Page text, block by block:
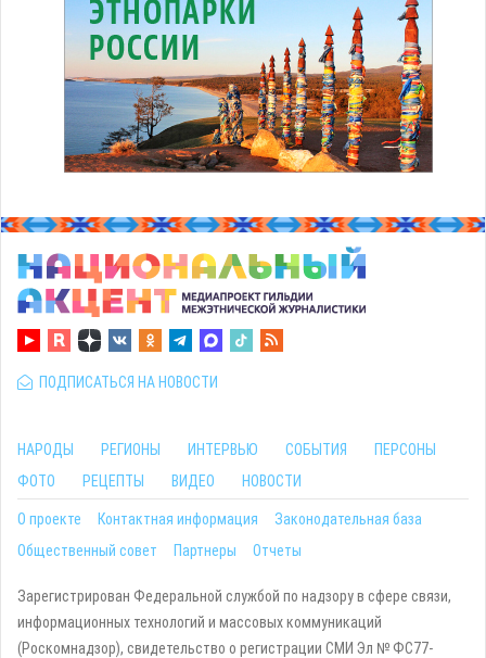
ПОДПИСАТЬСЯ НА НОВОСТИ
НАРОДЫ РЕГИОНЫ ИНТЕРВЬЮ СОБЫТИЯ
ПЕРСОНЫ
ФОТО
РЕЦЕПТЫ ВИДЕО НОВОСТИ
О проекте Контактная информация
Законодательная база
Общественный совет
Партнеры Отчеты
Зарегистрирован Федеральной службой по надзору в сфере связи,
информационных технологий и массовых коммуникаций
(Роскомнадзор), свидетельство о регистрации СМИ Эл № ФС77-